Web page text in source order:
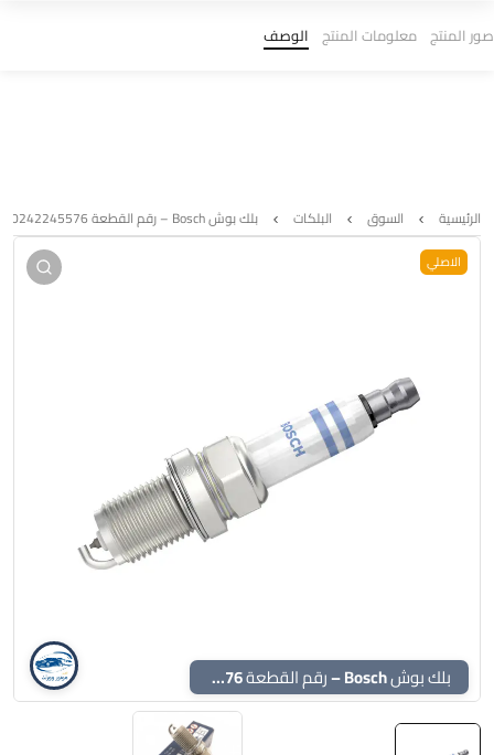
الرئيسية السوق البلكات بلك بوش Bosch – رقم القطعة 0242245576 (FR5KPP332S)
صور المنتج معلومات المنتج الوصف
الاصلي
بلك بوش Bosch – رقم القطعة 0242245576 (FR5KPP332S)